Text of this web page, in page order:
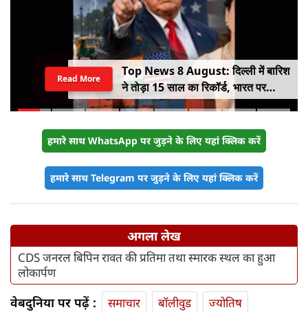
Top News 8 August: दिल्ली में बारिश
ने तोड़ा 15 साल का रिकॉर्ड, भारत पर
100% टैरिफ का खतरा; Gen Z पर कंगना
Read More
हमारे साथ WhatsApp पर जुड़ने के लिए यहां क्लिक करें
हमारे साथ Telegram पर जुड़ने के लिए यहां क्लिक करें
अगला लेख
CDS जनरल बिपिन रावत की प्रतिमा तथा स्मारक स्थल का हुआ
लोकार्पण
वेबदुनिया पर पढ़ें : समाचार बॉलीवुड
ज्योतिष